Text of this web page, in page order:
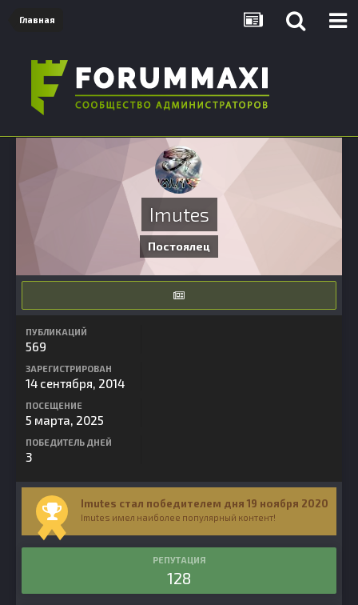
Главная
Imutes
Постоялец
ПУБЛИКАЦИЙ
569
ЗАРЕГИСТРИРОВАН
14 сентября, 2014
ПОСЕЩЕНИЕ
5 марта, 2025
ПОБЕДИТЕЛЬ ДНЕЙ
3
Imutes стал победителем дня 19 ноября 2020
Imutes имел наиболее популярный контент!
РЕПУТАЦИЯ
128